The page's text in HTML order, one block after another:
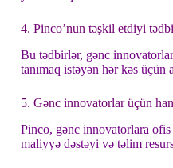
4. Pinco’nun təşkil etdiyi
Bu tədbirlər, gənc
tanımaq istəyən hər kəs üçün
5. Gənc innovatorlar üçün
Pinco, gənc innovatorlara
maliyyə dəstəyi və təlim